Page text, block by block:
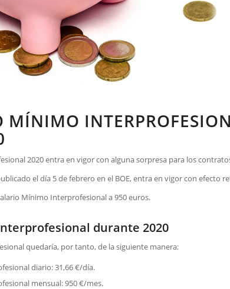
MÍNIMO
2020 entra en vigor con alguna sorpresa para los
el día 5 de febrero en el BOE, entra en vigor con efecto
Mínimo Interprofesional a 950 euros.
durante 2020
quedaría, por tanto, de la siguiente manera:
diario: 31,66 €/día.
mensual: 950 €/mes.